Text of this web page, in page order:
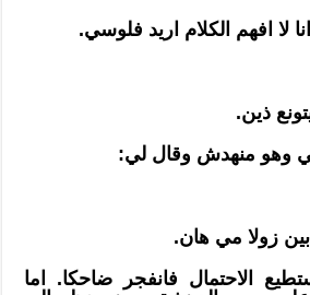
لا افهم الكلام اريد فلوسي.
ذين.
وهو منهدش وقال لي:
زولا مي هان.
الاحتمال فانفجر ضاحكا. اما